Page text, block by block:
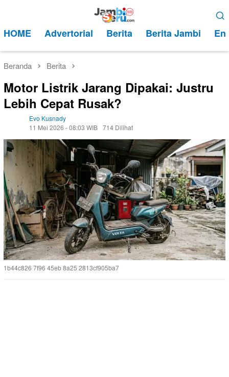
kontenMobile
HOME Advertorial Berita Berita Jambi
Beranda Berita
Motor Listrik Jarang Dipakai: Justru
Lebih Cepat Rusak?
Evo Kusnady
11 Mei 2026 - 08:03 WIB 714 Dilihat
1b44c826 7f96 45eb 8a25 2813cf905ba7